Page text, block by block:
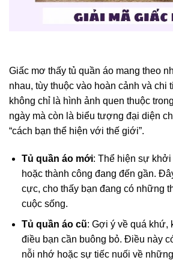
Giấc mơ thấy tủ quần áo mang theo
nhau, tùy thuộc vào hoàn cảnh và chi
không chỉ là hình ảnh quen thuộc
ngày mà còn là biểu tượng đại diện
“cách bạn thể hiện với thế giới”.
Tủ quần áo mới: Thể hiện sự
hoặc thành công đang đến gần.
cực, cho thấy bạn đang có những
cuộc sống.
Tủ quần áo cũ: Gợi ý về quá khứ,
điều bạn cần buông bỏ. Điều này
nỗi nhớ hoặc sự tiếc nuối về